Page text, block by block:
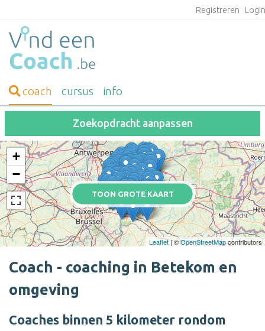
Registreren
coach cursus info
Zoekopdracht aanpassen
TOON GROTE KAART
+
−
Leaflet| ©OpenStreetMapcontributors
Coach - coaching in Betekom en
omgeving
Coaches binnen 5 kilometer rondom